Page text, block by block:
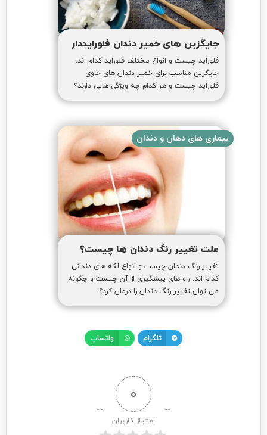
جایگزین های خمیر دندان فلورایددار
فلوراید چیست و انواع مختلف فلوراید کدام اند،
جایگزین مناسب برای خمیر دندان های حاوی
فلوراید چیست و هر کدام چه ویژگی هایی دارند؟
بیماری های دهان و دندان
علت تغییر رنگ دندان ها چیست؟
تغییر رنگ دندان چیست و انواع لکه های دندانی
کدام اند، راه های پیشگیری از آن چیست و چگونه
می توان تغییر رنگ دندان را درمان کرد؟
تلگرام واتساپ
0
امتیاز کاربران